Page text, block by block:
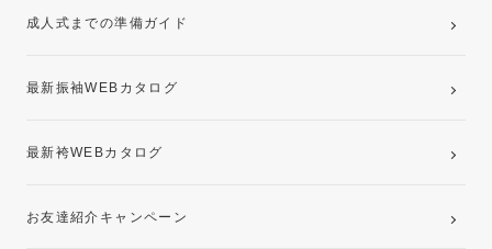
成人式までの準備ガイド
最新振袖WEBカタログ
最新袴WEBカタログ
お友達紹介キャンペーン